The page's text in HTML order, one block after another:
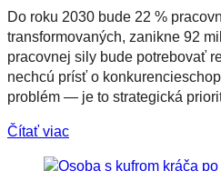
Do roku 2030 bude 22 %
transformovaných, zanikne 92
pracovnej sily bude potrebovať
nechcú prísť o
problém — je to strategická
Čítať viac